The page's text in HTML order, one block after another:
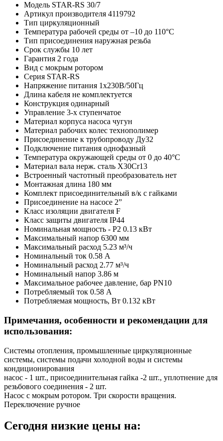
Модель STAR-RS 30/7
Артикул производителя 4119792
Тип циркуляционный
Температура рабочей среды от –10 до 110°C
Тип присоединения наружная резьба
Срок службы 10 лет
Гарантия 2 года
Вид с мокрым ротором
Серия STAR-RS
Напряжение питания 1х230В/50Гц
Длина кабеля не комплектуется
Конструкция одинарный
Управление 3-х ступенчатое
Материал корпуса насоса чугун
Материал рабочих колес технополимер
Присоединение к трубопроводу Ду32
Подключение питания однофазный
Температура окружающей среды от 0 до 40°C
Материал вала нерж. сталь X30Cr13
Встроенный частотный преобразователь нет
Монтажная длина 180 мм
Комплект присоединительный в/к с гайками
Присоединение на насосе 2”
Класс изоляции двигателя F
Класс защиты двигателя IP44
Номинальная мощность - P2 0.13 кВт
Максимальный напор 6300 мм
Максимальный расход 5.23 м³/ч
Номинальный ток 0.58 A
Номинальный расход 2.77 м³/ч
Номинальный напор 3.86 м
Максимальное рабочее давление, бар PN10
Потребляемый ток 0.58 А
Потребляемая мощность, Вт 0.132 кВт
Примечания, особенности и рекомендации для
использования:
Системы отопления, промышленные циркуляционные
системы, системы подачи холодной воды и системы
кондиционирования
насос - 1 шт., присоединительная гайка -2 шт., уплотнение для
резьбового соединения - 2 шт.
Насос с мокрым ротором. Три скорости вращения.
Переключение ручное
Сегодня низкие цены на: